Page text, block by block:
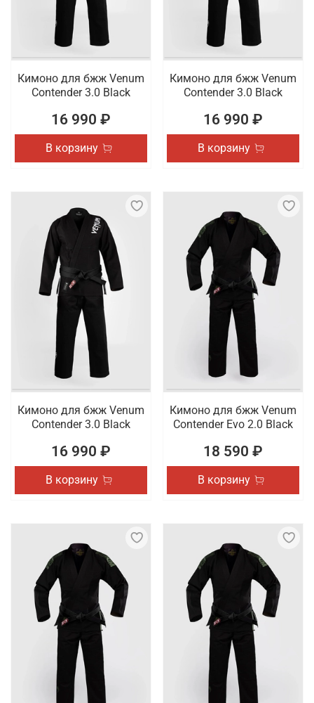
Кимоно для бжж Venum
Contender 3.0 Black
16 990 ₽
В корзину
Кимоно для бжж Venum
Contender 3.0 Black
16 990 ₽
В корзину
Кимоно для бжж Venum
Contender 3.0 Black
16 990 ₽
В корзину
Кимоно для бжж Venum
Contender Evo 2.0 Black
18 590 ₽
В корзину